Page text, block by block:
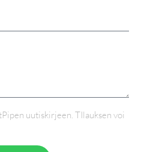
uutiskirjeen. TIlauksen voi